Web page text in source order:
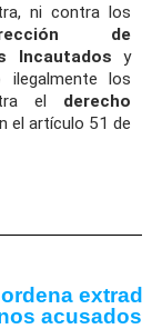
ni contra los
de
Incautados y
ilegalmente los
el derecho
el artículo 51 de
acusados